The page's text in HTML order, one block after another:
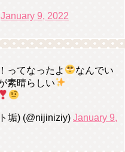
January 9, 2022
ってなったよ
なんでい
素晴らしい
垢) (@nijiniziy) January 9,